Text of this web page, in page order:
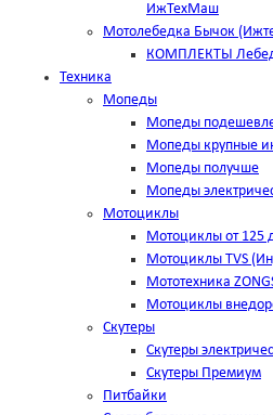
ИжТехМаш
Мотолебедка Бычок
КОМПЛЕКТЫ
Техника
Мопеды
Мопеды
Мопеды крупные
Мопеды получше
Мопеды
Мотоциклы
Мотоциклы от 125
Мотоциклы TVS
Мототехника
Мотоциклы
Скутеры
Скутеры
Скутеры Премиум
Питбайки